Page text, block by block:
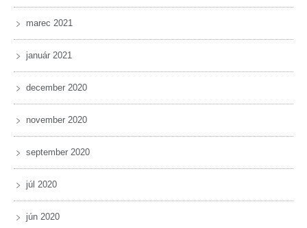
marec 2021
január 2021
december 2020
november 2020
september 2020
júl 2020
jún 2020